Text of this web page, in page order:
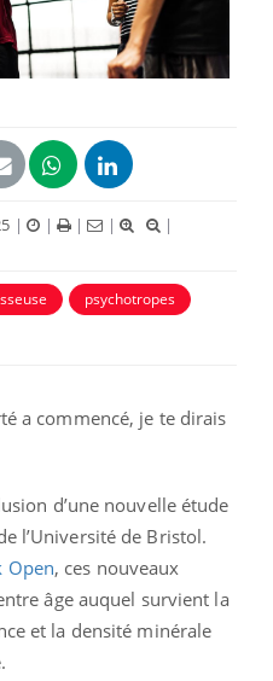
| | | |
|
psychotropes
a commencé, je te dirais
d’une nouvelle étude
l’Université de Bristol.
Open, ces nouveaux
âge auquel survient la
et la densité minérale